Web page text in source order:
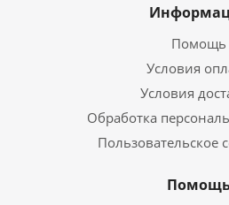
Помощь
Условия
Условия
Обработка
Пользовательское